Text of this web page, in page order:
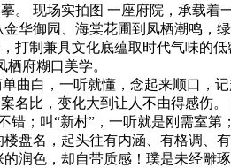
。 现场实拍图 一座府院，承载着
华御园、海棠花圃到凤栖潮鸣，
打制兼具文化底蕴取时代气味的
府糊口美学。
曲白，一听就懂，念起来顺口，
名比，变化大到让人不由得感伤。
错；叫“新村”，一听就是刚需室第
盘名，起头往有内涵、有格调、
润色，却自带质感！璞是未经雕